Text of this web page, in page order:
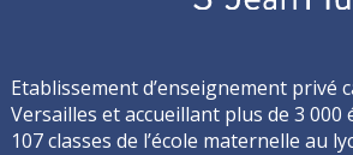
Etablissement d’enseignement privé
Versailles et accueillant plus de 3
107 classes de l’école maternelle au